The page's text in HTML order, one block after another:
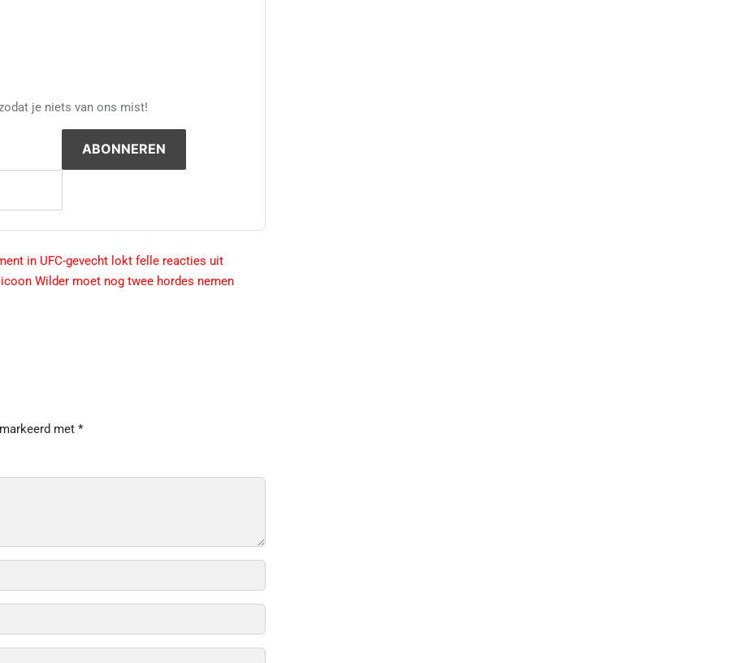
je niets van ons mist!
in UFC-gevecht lokt felle reacties uit
Wilder moet nog twee hordes nemen
met *